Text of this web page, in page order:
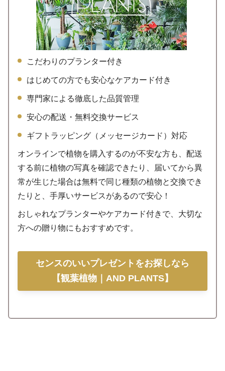
こだわりのプランター付き
はじめての方でも安心なケアカード付き
専門家による徹底した品質管理
安心の配送・無料交換サービス
ギフトラッピング（メッセージカード）対応
オンラインで植物を購入するのが不安な方も、配送
する前に植物の写真を確認できたり、届いてから異
常が生じた場合は無料で同じ種類の植物と交換でき
たりと、手厚いサービスがあるので安心！
おしゃれなプランターやケアカード付きで、大切な
方への贈り物にもおすすめです。
センスのいいプレゼントをお探しなら
【観葉植物｜AND PLANTS】